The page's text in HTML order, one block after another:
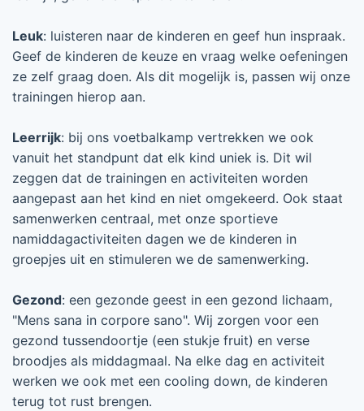
Leuk: luisteren naar de kinderen en geef hun inspraak.
Geef de kinderen de keuze en vraag welke oefeningen
ze zelf graag doen. Als dit mogelijk is, passen wij onze
trainingen hierop aan.
Leerrijk: bij ons voetbalkamp vertrekken we ook
vanuit het standpunt dat elk kind uniek is. Dit wil
zeggen dat de trainingen en activiteiten worden
aangepast aan het kind en niet omgekeerd. Ook staat
samenwerken centraal, met onze sportieve
namiddagactiviteiten dagen we de kinderen in
groepjes uit en stimuleren we de samenwerking.
Gezond: een gezonde geest in een gezond lichaam,
"Mens sana in corpore sano". Wij zorgen voor een
gezond tussendoortje (een stukje fruit) en verse
broodjes als middagmaal. Na elke dag en activiteit
werken we ook met een cooling down, de kinderen
terug tot rust brengen.